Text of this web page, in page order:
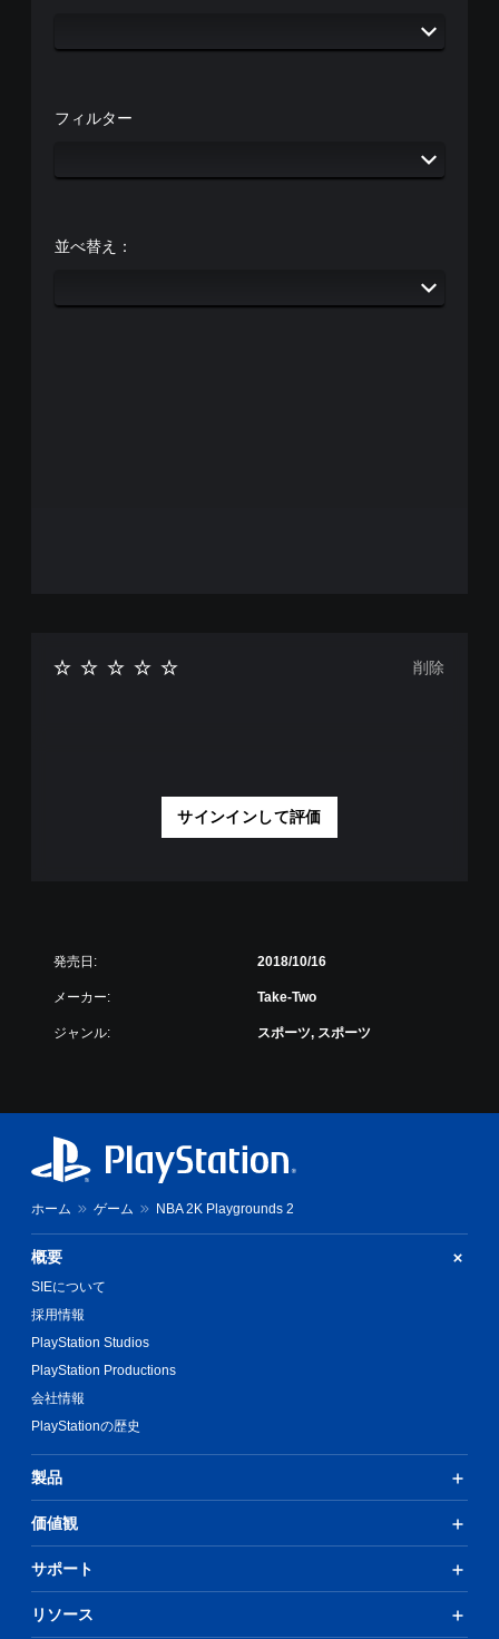
フィルター
並べ替え：
サインインして評価
削除
発売日: 2018/10/16
メーカー: Take-Two
ジャンル: スポーツ, スポーツ
ホーム ゲーム NBA 2K Playgrounds 2
概要
SIEについて
採用情報
PlayStation Studios
PlayStation Productions
会社情報
PlayStationの歴史
製品
価値観
サポート
リソース